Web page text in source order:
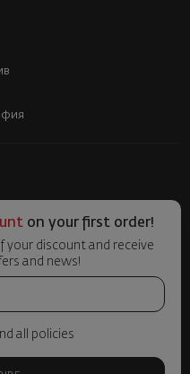
on your first order!
your discount and receive
and news!
all policies